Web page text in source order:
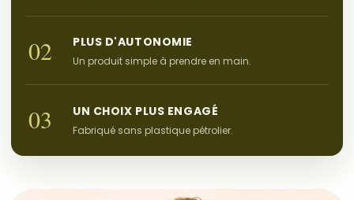
02 PLUS D'AUTONOMIE
Un produit simple à prendre en main.
03 UN CHOIX PLUS ENGAGÉ
Fabriqué sans plastique pétrolier.